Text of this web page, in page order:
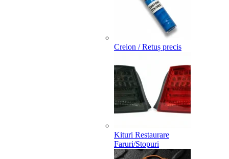
Creion / Retuș precis
Kituri Restaurare
Faruri/Stopuri